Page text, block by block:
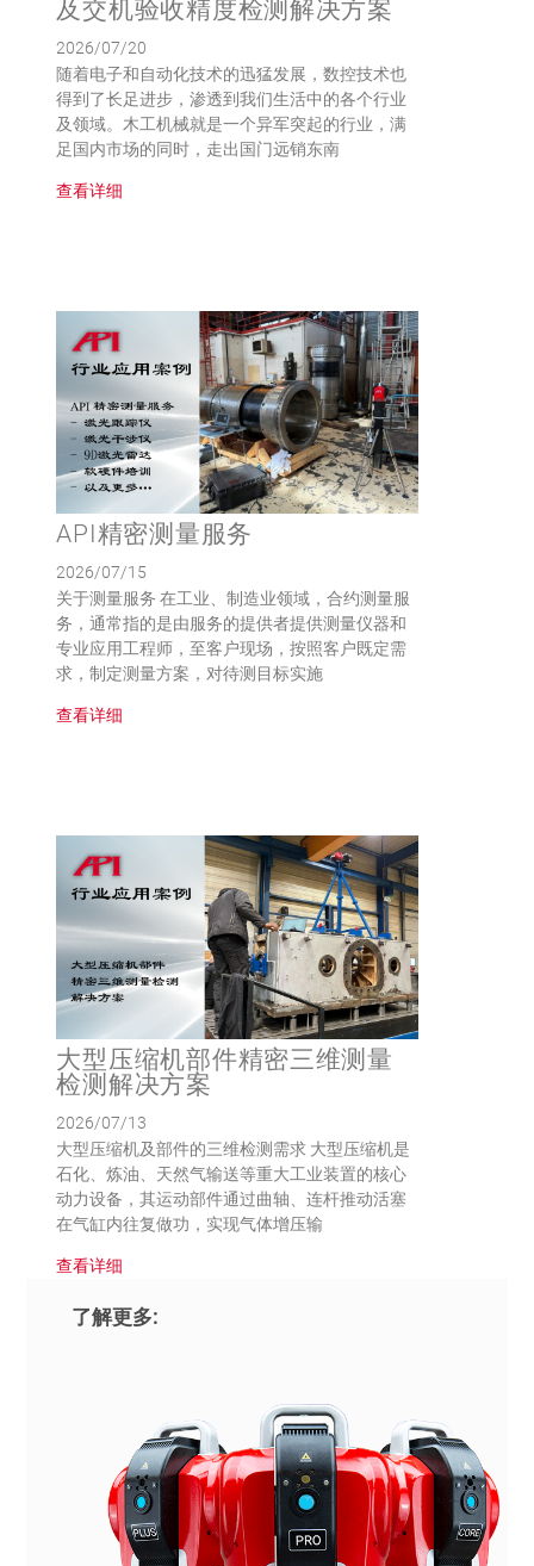
及交机验收精度检测解决方案
2026/07/20
随着电子和自动化技术的迅猛发展，数控技术也
得到了长足进步，渗透到我们生活中的各个行业
及领域。木工机械就是一个异军突起的行业，满
足国内市场的同时，走出国门远销东南
查看详细
API精密测量服务
2026/07/15
关于测量服务 在工业、制造业领域，合约测量服
务，通常指的是由服务的提供者提供测量仪器和
专业应用工程师，至客户现场，按照客户既定需
求，制定测量方案，对待测目标实施
查看详细
大型压缩机部件精密三维测量
检测解决方案
2026/07/13
大型压缩机及部件的三维检测需求 大型压缩机是
石化、炼油、天然气输送等重大工业装置的核心
动力设备，其运动部件通过曲轴、连杆推动活塞
在气缸内往复做功，实现气体增压输
查看详细
了解更多: